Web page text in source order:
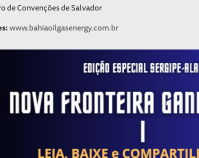
de Convenções de Salvador
www.bahiaoilgasenergy.com.br